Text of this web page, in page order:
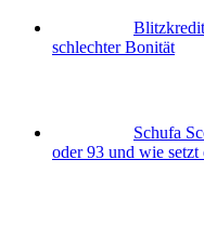
schlechter Bonität
Schufa
oder 93 und wie setzt